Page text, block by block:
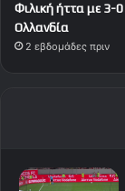
Φιλική ήττα με 3-
Ολλανδία
2 εβδομάδες πριν